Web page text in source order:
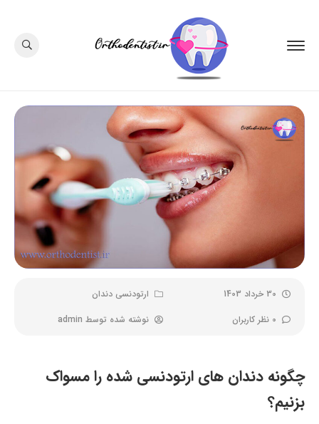
30 خرداد 1403
ارتودنسی دندان
0 نظر کاربران
نوشته شده توسط admin
چگونه دندان های ارتودنسی شده را مسواک
بزنیم؟